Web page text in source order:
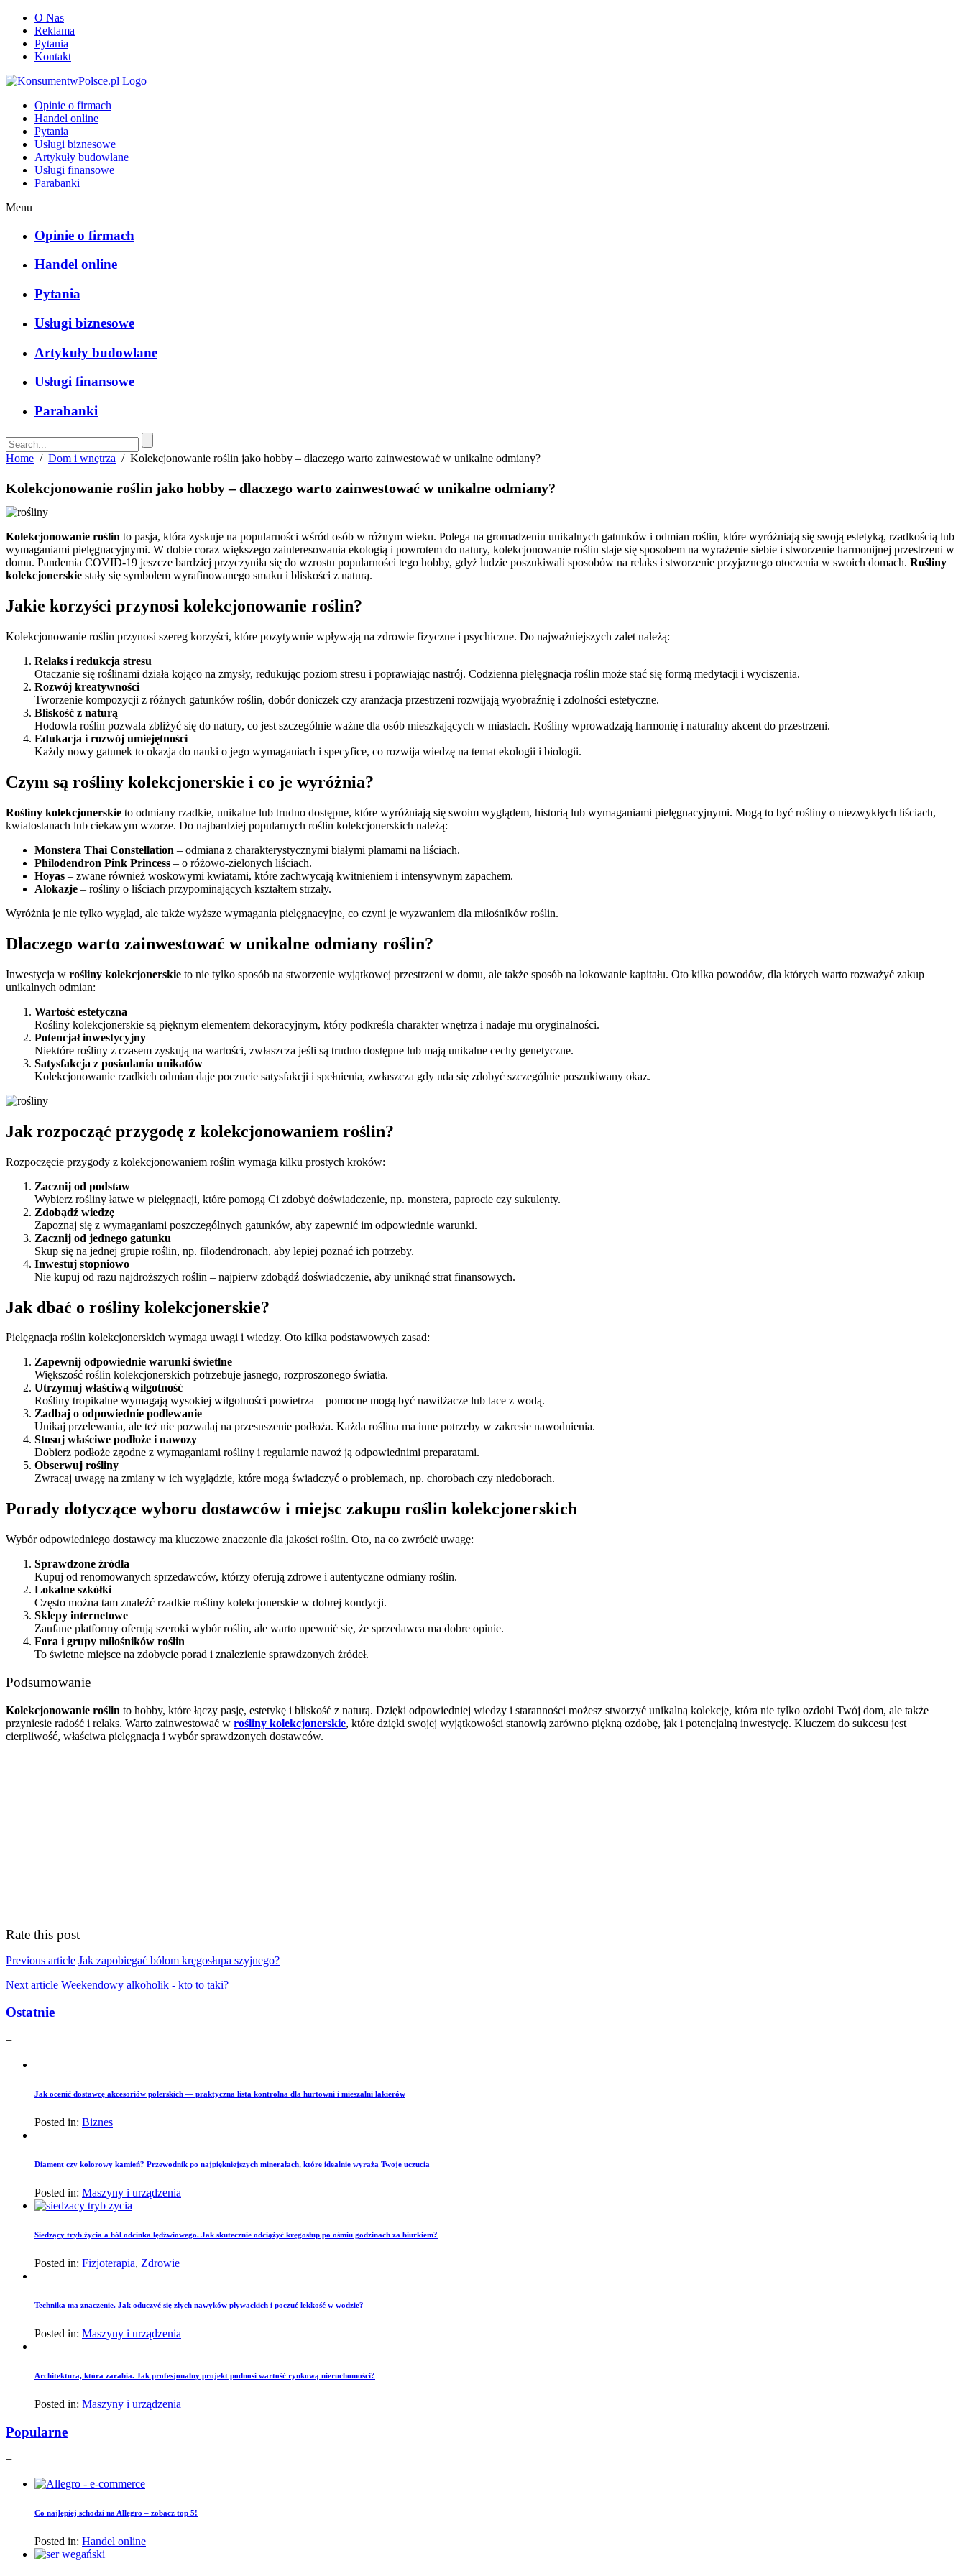
O Nas
Reklama
Pytania
Kontakt
Opinie o firmach
Handel online
Pytania
Usługi biznesowe
Artykuły budowlane
Usługi finansowe
Parabanki
Menu
Opinie o firmach
Handel online
Pytania
Usługi biznesowe
Artykuły budowlane
Usługi finansowe
Parabanki
Home / Dom i wnętrza / Kolekcjonowanie roślin jako hobby – dlaczego warto zainwestować w unikalne odmiany?
Kolekcjonowanie roślin jako hobby – dlaczego warto zainwestować w unikalne odmiany?
Kolekcjonowanie roślin to pasja, która zyskuje na popularności wśród osób w różnym wieku. Polega na gromadzeniu unikalnych gatunków i odmian roślin, które wyróżniają się swoją estetyką, rzadkością lub
wymaganiami pielęgnacyjnymi. W dobie coraz większego zainteresowania ekologią i powrotem do natury, kolekcjonowanie roślin staje się sposobem na wyrażenie siebie i stworzenie harmonijnej przestrzeni w
domu. Pandemia COVID-19 jeszcze bardziej przyczyniła się do wzrostu popularności tego hobby, gdyż ludzie poszukiwali sposobów na relaks i stworzenie przyjaznego otoczenia w swoich domach. Rośliny
kolekcjonerskie stały się symbolem wyrafinowanego smaku i bliskości z naturą.
Jakie korzyści przynosi kolekcjonowanie roślin?
Kolekcjonowanie roślin przynosi szereg korzyści, które pozytywnie wpływają na zdrowie fizyczne i psychiczne. Do najważniejszych zalet należą:
Relaks i redukcja stresu
Otaczanie się roślinami działa kojąco na zmysły, redukując poziom stresu i poprawiając nastrój. Codzienna pielęgnacja roślin może stać się formą medytacji i wyciszenia.
Rozwój kreatywności
Tworzenie kompozycji z różnych gatunków roślin, dobór doniczek czy aranżacja przestrzeni rozwijają wyobraźnię i zdolności estetyczne.
Bliskość z naturą
Hodowla roślin pozwala zbliżyć się do natury, co jest szczególnie ważne dla osób mieszkających w miastach. Rośliny wprowadzają harmonię i naturalny akcent do przestrzeni.
Edukacja i rozwój umiejętności
Każdy nowy gatunek to okazja do nauki o jego wymaganiach i specyfice, co rozwija wiedzę na temat ekologii i biologii.
Czym są rośliny kolekcjonerskie i co je wyróżnia?
Rośliny kolekcjonerskie to odmiany rzadkie, unikalne lub trudno dostępne, które wyróżniają się swoim wyglądem, historią lub wymaganiami pielęgnacyjnymi. Mogą to być rośliny o niezwykłych liściach,
kwiatostanach lub ciekawym wzorze. Do najbardziej popularnych roślin kolekcjonerskich należą:
Monstera Thai Constellation – odmiana z charakterystycznymi białymi plamami na liściach.
Philodendron Pink Princess – o różowo-zielonych liściach.
Hoyas – zwane również woskowymi kwiatami, które zachwycają kwitnieniem i intensywnym zapachem.
Alokazje – rośliny o liściach przypominających kształtem strzały.
Wyróżnia je nie tylko wygląd, ale także wyższe wymagania pielęgnacyjne, co czyni je wyzwaniem dla miłośników roślin.
Dlaczego warto zainwestować w unikalne odmiany roślin?
Inwestycja w rośliny kolekcjonerskie to nie tylko sposób na stworzenie wyjątkowej przestrzeni w domu, ale także sposób na lokowanie kapitału. Oto kilka powodów, dla których warto rozważyć zakup
unikalnych odmian:
Wartość estetyczna
Rośliny kolekcjonerskie są pięknym elementem dekoracyjnym, który podkreśla charakter wnętrza i nadaje mu oryginalności.
Potencjał inwestycyjny
Niektóre rośliny z czasem zyskują na wartości, zwłaszcza jeśli są trudno dostępne lub mają unikalne cechy genetyczne.
Satysfakcja z posiadania unikatów
Kolekcjonowanie rzadkich odmian daje poczucie satysfakcji i spełnienia, zwłaszcza gdy uda się zdobyć szczególnie poszukiwany okaz.
Jak rozpocząć przygodę z kolekcjonowaniem roślin?
Rozpoczęcie przygody z kolekcjonowaniem roślin wymaga kilku prostych kroków:
Zacznij od podstaw
Wybierz rośliny łatwe w pielęgnacji, które pomogą Ci zdobyć doświadczenie, np. monstera, paprocie czy sukulenty.
Zdobądź wiedzę
Zapoznaj się z wymaganiami poszczególnych gatunków, aby zapewnić im odpowiednie warunki.
Zacznij od jednego gatunku
Skup się na jednej grupie roślin, np. filodendronach, aby lepiej poznać ich potrzeby.
Inwestuj stopniowo
Nie kupuj od razu najdroższych roślin – najpierw zdobądź doświadczenie, aby uniknąć strat finansowych.
Jak dbać o rośliny kolekcjonerskie?
Pielęgnacja roślin kolekcjonerskich wymaga uwagi i wiedzy. Oto kilka podstawowych zasad:
Zapewnij odpowiednie warunki świetlne
Większość roślin kolekcjonerskich potrzebuje jasnego, rozproszonego światła.
Utrzymuj właściwą wilgotność
Rośliny tropikalne wymagają wysokiej wilgotności powietrza – pomocne mogą być nawilżacze lub tace z wodą.
Zadbaj o odpowiednie podlewanie
Unikaj przelewania, ale też nie pozwalaj na przesuszenie podłoża. Każda roślina ma inne potrzeby w zakresie nawodnienia.
Stosuj właściwe podłoże i nawozy
Dobierz podłoże zgodne z wymaganiami rośliny i regularnie nawoź ją odpowiednimi preparatami.
Obserwuj rośliny
Zwracaj uwagę na zmiany w ich wyglądzie, które mogą świadczyć o problemach, np. chorobach czy niedoborach.
Porady dotyczące wyboru dostawców i miejsc zakupu roślin kolekcjonerskich
Wybór odpowiedniego dostawcy ma kluczowe znaczenie dla jakości roślin. Oto, na co zwrócić uwagę:
Sprawdzone źródła
Kupuj od renomowanych sprzedawców, którzy oferują zdrowe i autentyczne odmiany roślin.
Lokalne szkółki
Często można tam znaleźć rzadkie rośliny kolekcjonerskie w dobrej kondycji.
Sklepy internetowe
Zaufane platformy oferują szeroki wybór roślin, ale warto upewnić się, że sprzedawca ma dobre opinie.
Fora i grupy miłośników roślin
To świetne miejsce na zdobycie porad i znalezienie sprawdzonych źródeł.
Podsumowanie
Kolekcjonowanie roślin to hobby, które łączy pasję, estetykę i bliskość z naturą. Dzięki odpowiedniej wiedzy i staranności możesz stworzyć unikalną kolekcję, która nie tylko ozdobi Twój dom, ale także
przyniesie radość i relaks. Warto zainwestować w rośliny kolekcjonerskie, które dzięki swojej wyjątkowości stanowią zarówno piękną ozdobę, jak i potencjalną inwestycję. Kluczem do sukcesu jest
cierpliwość, właściwa pielęgnacja i wybór sprawdzonych dostawców.
Rate this post
Previous article Jak zapobiegać bólom kręgosłupa szyjnego?
Next article Weekendowy alkoholik - kto to taki?
Ostatnie
+
Jak ocenić dostawcę akcesoriów polerskich — praktyczna lista kontrolna dla hurtowni i mieszalni lakierów
Posted in: Biznes
Diament czy kolorowy kamień? Przewodnik po najpiękniejszych minerałach, które idealnie wyrażą Twoje uczucia
Posted in: Maszyny i urządzenia
Siedzący tryb życia a ból odcinka lędźwiowego. Jak skutecznie odciążyć kręgosłup po ośmiu godzinach za biurkiem?
Posted in: Fizjoterapia, Zdrowie
Technika ma znaczenie. Jak oduczyć się złych nawyków pływackich i poczuć lekkość w wodzie?
Posted in: Maszyny i urządzenia
Architektura, która zarabia. Jak profesjonalny projekt podnosi wartość rynkową nieruchomości?
Posted in: Maszyny i urządzenia
Popularne
+
Co najlepiej schodzi na Allegro – zobacz top 5!
Posted in: Handel online